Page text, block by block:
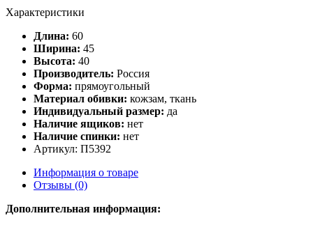
Характеристики
Длина: 60
Ширина: 45
Высота: 40
Производитель: Россия
Форма: прямоугольный
Материал обивки: кожзам, ткань
Индивидуальный размер: да
Наличие ящиков: нет
Наличие спинки: нет
Артикул: П5392
Информация о товаре
Отзывы (0)
Дополнительная информация: